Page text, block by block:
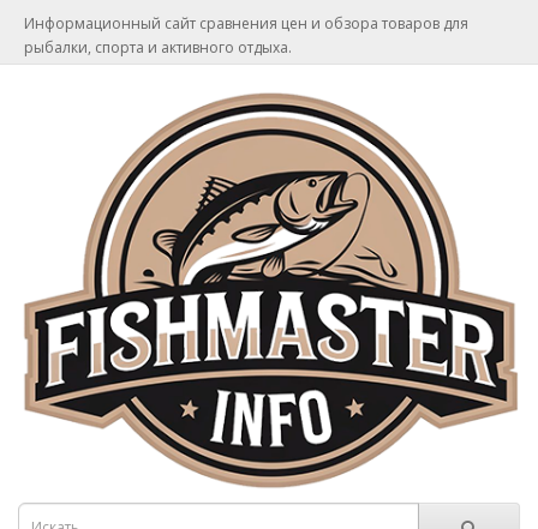
Информационный сайт сравнения цен и обзора товаров для
рыбалки, спорта и активного отдыха.